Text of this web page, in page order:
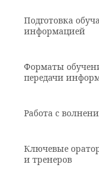
Подготовка
информацией
Форматы
передачи
Работа с
Ключевые
и тренеров